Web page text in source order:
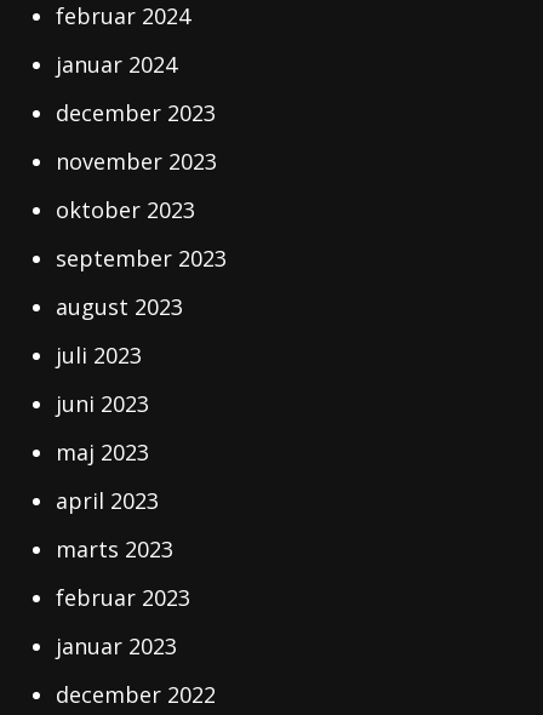
februar 2024
januar 2024
december 2023
november 2023
oktober 2023
september 2023
august 2023
juli 2023
juni 2023
maj 2023
april 2023
marts 2023
februar 2023
januar 2023
december 2022